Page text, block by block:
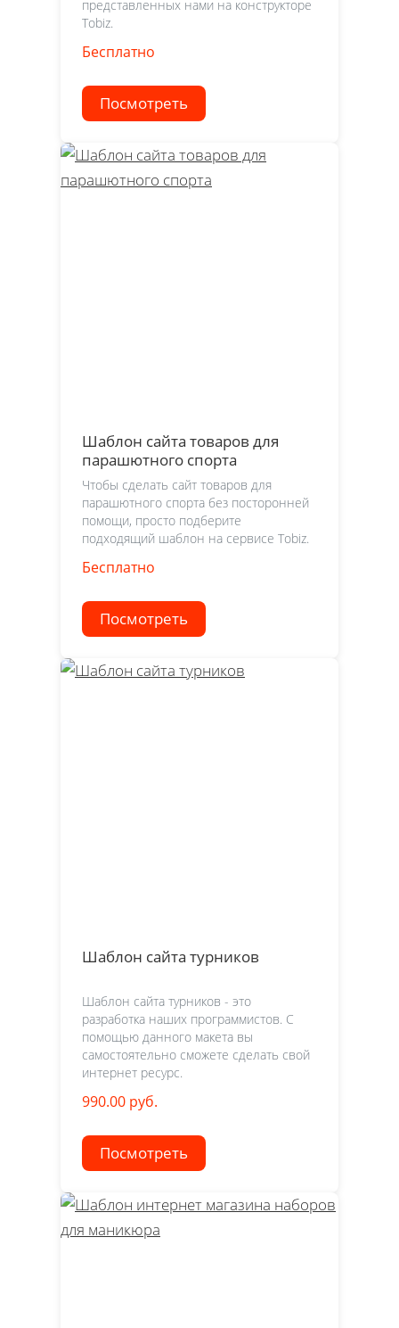
представленных нами на конструкторе
Tobiz.
Бесплатно
Посмотреть
Шаблон сайта товаров для
парашютного спорта
Чтобы сделать сайт товаров для
парашютного спорта без посторонней
помощи, просто подберите
подходящий шаблон на сервисе Tobiz.
Бесплатно
Посмотреть
Шаблон сайта турников
Шаблон сайта турников - это
разработка наших программистов. С
помощью данного макета вы
самостоятельно сможете сделать свой
интернет ресурс.
990.00 руб.
Посмотреть